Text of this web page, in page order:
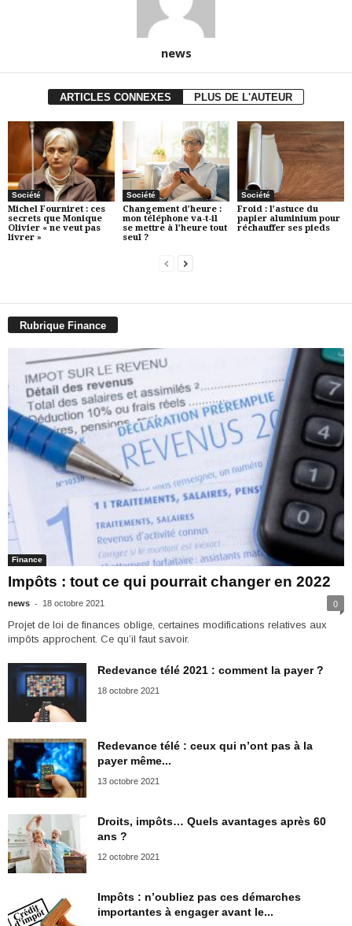
news
ARTICLES CONNEXES PLUS DE L'AUTEUR
Société
Michel Fourniret : ces
secrets que Monique
Olivier « ne veut pas
livrer »
Société
Changement d’heure :
mon téléphone va-t-il
se mettre à l’heure tout
seul ?
Société
Froid : l’astuce du
papier aluminium pour
réchauffer ses pieds
Rubrique Finance
Finance
Impôts : tout ce qui pourrait changer en 2022
news - 18 octobre 2021 0
Projet de loi de finances oblige, certaines modifications relatives aux
impôts approchent. Ce qu’il faut savoir.
Redevance télé 2021 : comment la payer ?
18 octobre 2021
Redevance télé : ceux qui n’ont pas à la
payer même...
13 octobre 2021
Droits, impôts… Quels avantages après 60
ans ?
12 octobre 2021
Impôts : n’oubliez pas ces démarches
importantes à engager avant le...